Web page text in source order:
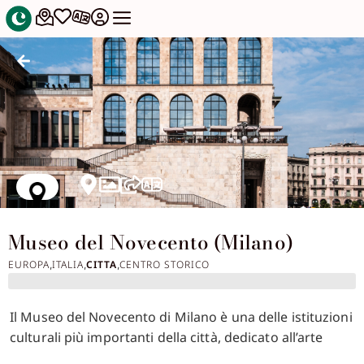
Museo del Novecento (Milano)
EUROPA,ITALIA,CITTA,CENTRO STORICO
Il Museo del Novecento di Milano è una delle istituzioni
culturali più importanti della città, dedicato all’arte